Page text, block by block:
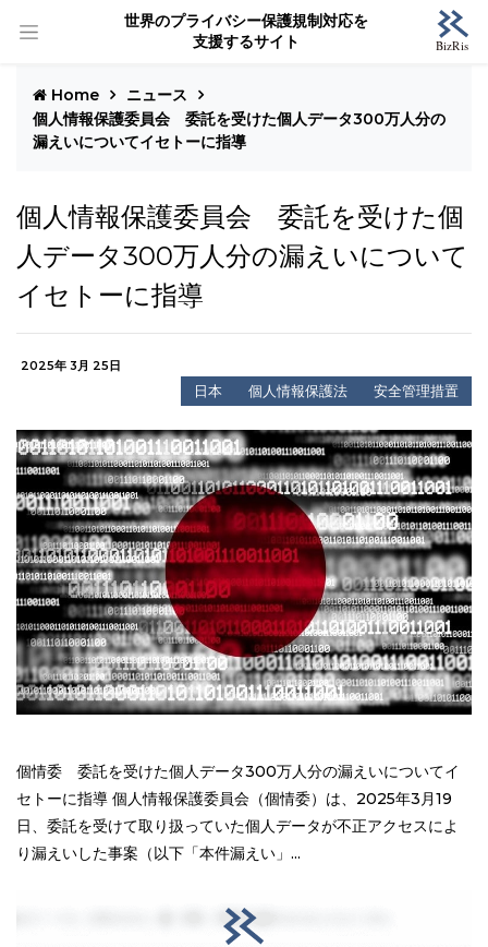
世界のプライバシー保護規制対応を
支援するサイト
Home
ニュース
個人情報保護委員会 委託を受けた個人データ300万人分の
漏えいについてイセトーに指導
個人情報保護委員会 委託を受けた個
人データ300万人分の漏えいについて
イセトーに指導
2025年 3月 25日
日本 個人情報保護法 安全管理措置
個情委 委託を受けた個人データ300万人分の漏えいについてイ
セトーに指導 個人情報保護委員会（個情委）は、2025年3月19
日、委託を受けて取り扱っていた個人データが不正アクセスによ
り漏えいした事案（以下「本件漏えい」...